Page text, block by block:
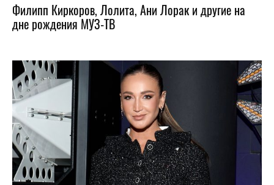
Филипп Киркоров, Лолита, Ани Лорак и другие на
дне рождения МУЗ-ТВ